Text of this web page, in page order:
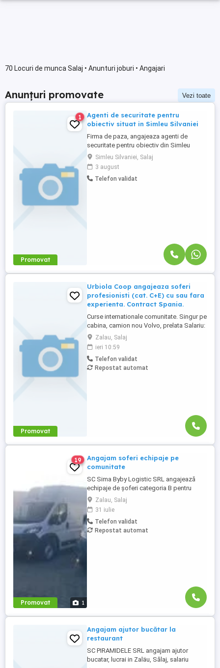
70 Locuri de munca Salaj • Anunturi joburi • Angajari
Anunțuri promovate Vezi toate
Promovat
1
Agenti de securitate pentru
obiectiv situat in Simleu Silvaniei
Firma de paza, angajeaza agenti de
securitate pentru obiectiv din Simleu
Silvaniei. Se ofera program de lucru in ture
de 12 ore,salarizare de 3000 lei net. Mai
multe detalii la telefon 0748199452.
Simleu Silvaniei, Salaj
3 august
Telefon validat
Promovat
Urbiola Coop angajeaza soferi
profesionisti (cat. C+E) cu sau fara
experienta. Contract Spania.
Curse internationale comunitate. Singur pe
cabina, camion nou Volvo, prelata Salariu:
2700 luna net 12.000 km (garantat) Prima
0,06 camion km extra peste 12000 km; +
100 prima la angajare pt. ADR; + 300 prima
pentru 6 luni lucrate; + 300 prima pentru 9
luni lucrate; + 300 prima pentru 12 luni
Zalau, Salaj
ieri 10:59
Telefon validat
Repostat automat
Promovat 1
19
Angajam soferi echipaje pe
comunitate
SC Sima Byby Logistic SRL angajează
echipaje de șoferi categoria B pentru
transport internațional (comunitate)!
Căutăm echipaje formate din 2 șoferi,
posesori ai permisului categoria B, pentru
transport internațional de marfă. Oferim:
Salariu între 1.800 și 2.200 Program: 2 luni
Zalau, Salaj
31 iulie
Telefon validat
Repostat automat
Angajam ajutor bucătar la
restaurant
SC PIRAMIDELE SRL angajam ajutor
bucatar, lucrai in Zaläu, Sălaj, salariu